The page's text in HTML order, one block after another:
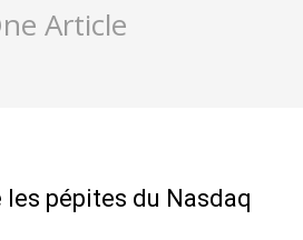
Article
pépites du Nasdaq